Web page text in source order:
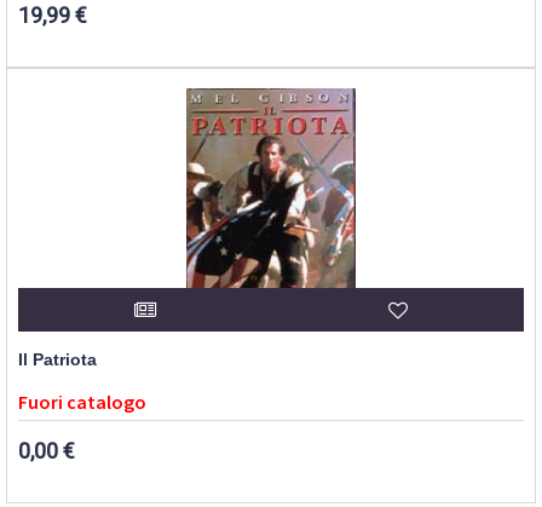
19,99 €
Il Patriota
Fuori catalogo
0,00 €